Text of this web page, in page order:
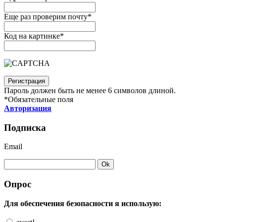
Еще раз проверим почту*
Код на картинке*
Пароль должен быть не менее 6 символов длиной.
*Обязательные поля
Авторизация
Подписка
Email
Опрос
Для обеспечения безопасности я использую: